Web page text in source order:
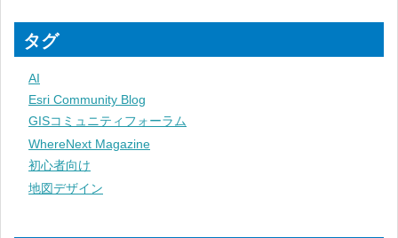
タグ
AI
Esri Community Blog
GISコミュニティフォーラム
WhereNext Magazine
初心者向け
地図デザイン